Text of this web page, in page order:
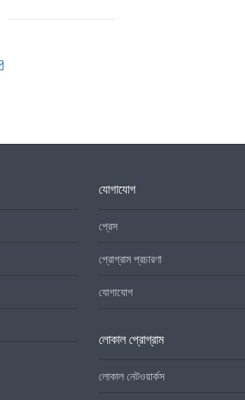
যোগাযোগ
প্রেস
প্রোগ্রাম প্রচারণা
যোগাযোগ
লোকাল প্রোগ্রাম
লোকাল নেটওয়ার্কস